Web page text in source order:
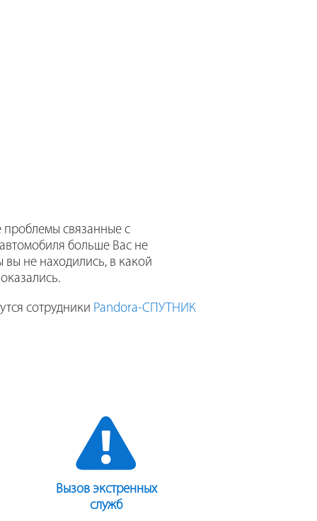
проблемы связанные с
больше Вас не
вы не находились, в какой
сотрудники Pandora-СПУТНИК
Вызов экстренных
служб